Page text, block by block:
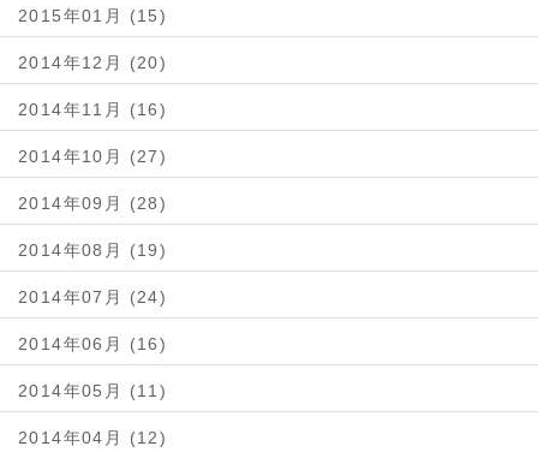
2015年01月 (15)
2014年12月 (20)
2014年11月 (16)
2014年10月 (27)
2014年09月 (28)
2014年08月 (19)
2014年07月 (24)
2014年06月 (16)
2014年05月 (11)
2014年04月 (12)